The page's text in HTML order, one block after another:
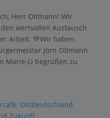
Herr Oltmann! Wir
wertvollen Austausch
Arbeit. 💚Wir haben
Jörn Oltmann
Marie-Li begrüßen zu